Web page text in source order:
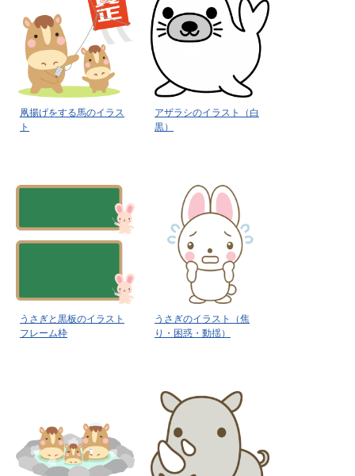
凧揚げをする馬のイラス
ト
アザラシのイラスト（白
黒）
うさぎと黒板のイラスト
フレーム枠
うさぎのイラスト（焦
り・困惑・動揺）